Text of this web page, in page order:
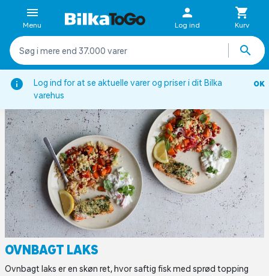
Log ind for at se aktuelle varer og priser i dit Bilka
varehus
OK
Menu Log ind Kurv
Opskrifter Aftensmad Fiskeretter Ovnbagt laks
OVNBAGT LAKS
Ovnbagt laks er en skøn ret, hvor saftig fisk med sprød topping